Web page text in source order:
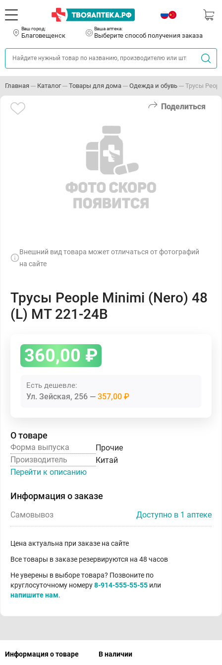
Ваш город:
Благовещенск
Ваша аптека:
Выберите способ получения заказа
Главная Каталог Товары для дома Одежда и обувь Трусы
Поделиться
Внешний вид товара может отличаться от фотографий
на сайте
Трусы People Minimi (Nero) 48
(L) MT 221-24B
360,00 ₽
Есть дешевле:
Ул. Зейская, 256 357,00 ₽
О товаре
Форма выпуска
Прочие
Производитель
Китай
Перейти к описанию
Информация о заказе
Самовывоз Доступно в 1 аптеке
Цена актуальна при заказе на сайте
Все товары в заказе резервируются на 48 часов
Не уверены в выборе товара? Позвоните по
круглосуточному номеру8-914-555-55-55 или
напишите нам.
Информация о товаре В наличии